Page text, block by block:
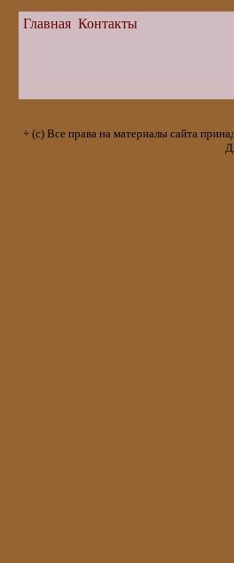
Главная Контакты
+ (с) Все права на материалы сайта